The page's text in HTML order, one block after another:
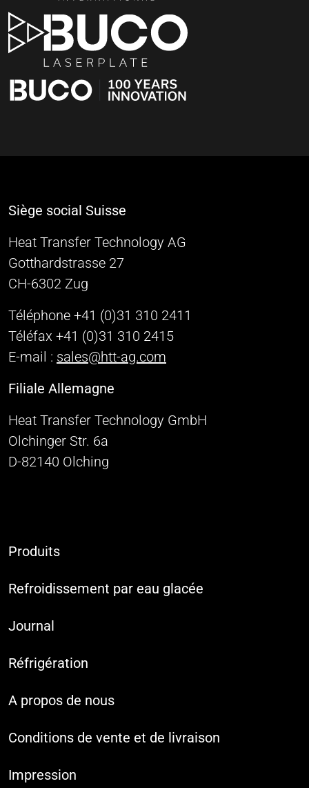
Siège social Suisse
Heat Transfer Technology AG
Gotthardstrasse 27
CH-6302 Zug
Téléphone +41 (0)31 310 2411
Téléfax +41 (0)31 310 2415
E-mail : sales@htt-ag.com
Filiale Allemagne
Heat Transfer Technology GmbH
Olchinger Str. 6a
D-82140 Olching
Produits
Refroidissement par eau glacée
Journal
Réfrigération
A propos de nous
Conditions de vente et de livraison
Impression